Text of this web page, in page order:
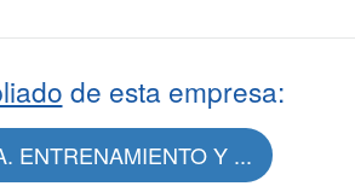
de esta empresa:
ENTRENAMIENTO Y ...